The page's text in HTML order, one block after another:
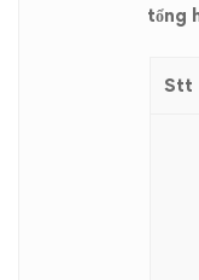
tổng
Stt